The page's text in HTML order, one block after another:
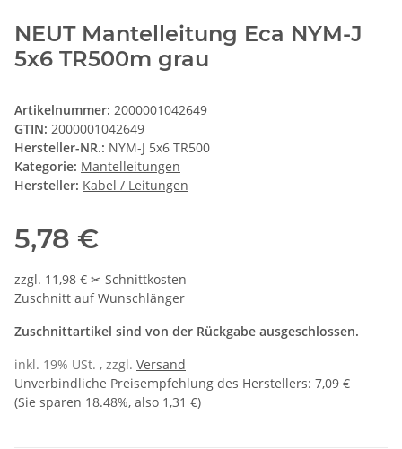
NEUT Mantelleitung Eca NYM-J
5x6 TR500m grau
Artikelnummer: 2000001042649
GTIN: 2000001042649
Hersteller-NR.: NYM-J 5x6 TR500
Kategorie: Mantelleitungen
Hersteller: Kabel / Leitungen
5,78 €
zzgl. 11,98 € ✂ Schnittkosten
Zuschnitt auf Wunschlänger
Zuschnittartikel sind von der Rückgabe ausgeschlossen.
inkl. 19% USt. , zzgl. Versand
Unverbindliche Preisempfehlung des Herstellers: 7,09 €
(Sie sparen 18.48%, also 1,31 €)